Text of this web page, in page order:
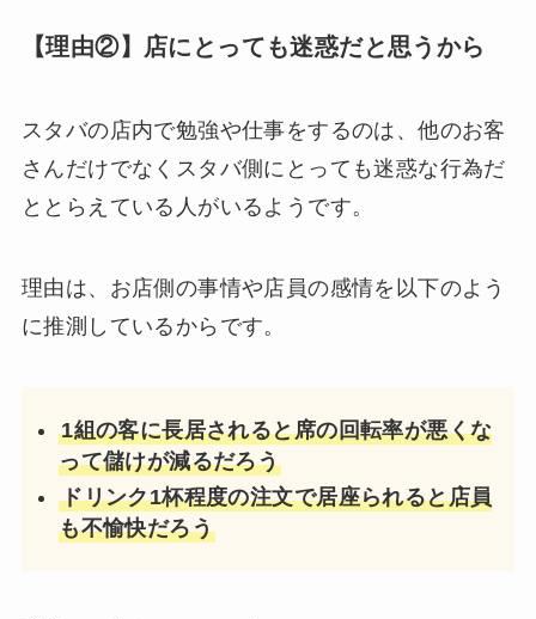
【理由②】店にとっても迷惑だと思うから
スタバの店内で勉強や仕事をするのは、他のお客
さんだけでなくスタバ側にとっても迷惑な行為だ
ととらえている人がいるようです。
理由は、お店側の事情や店員の感情を以下のよう
に推測しているからです。
1組の客に長居されると席の回転率が悪くな
って儲けが減るだろう
ドリンク1杯程度の注文で居座られると店員
も不愉快だろう